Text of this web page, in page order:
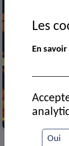
VIE
Les
En
Oui